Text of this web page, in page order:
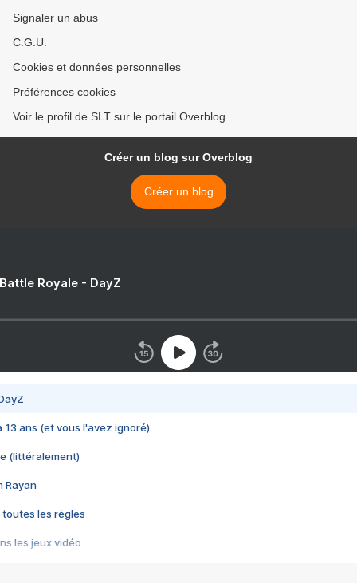
Signaler un abus
C.G.U.
Cookies et données personnelles
Préférences cookies
Voir le profil de SLT sur le portail Overblog
Créer un blog sur Overblog
Créer un blog
Royale - DayZ
13 ans (et vous l'avez ignoré)
(littéralement)
Rayan
toutes les règles
les jeux vidéo